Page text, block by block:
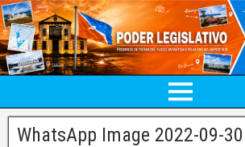
WhatsApp Image 2022-09-